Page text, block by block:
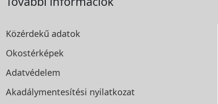
Közérdekű adatok
Okostérképek
Adatvédelem
Akadálymentesítési nyilatkozat